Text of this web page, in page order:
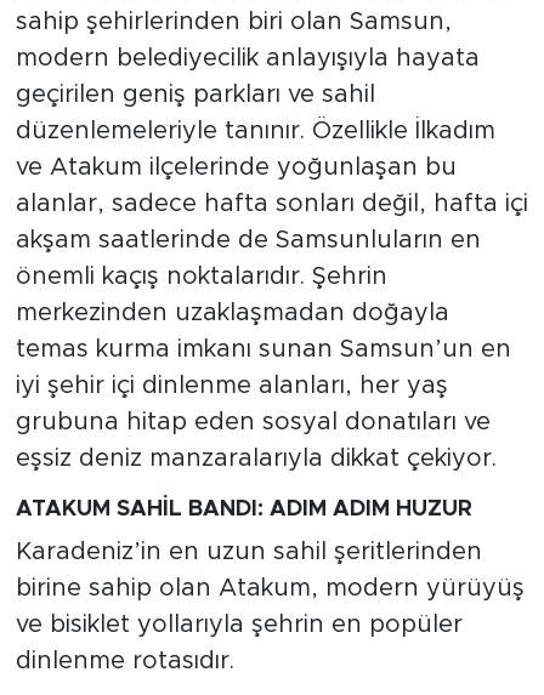
sahip şehirlerinden biri olan Samsun,
modern belediyecilik anlayışıyla hayata
geçirilen geniş parkları ve sahil
düzenlemeleriyle tanınır. Özellikle İlkadım
ve Atakum ilçelerinde yoğunlaşan bu
alanlar, sadece hafta sonları değil, hafta içi
akşam saatlerinde de Samsunluların en
önemli kaçış noktalarıdır. Şehrin
merkezinden uzaklaşmadan doğayla
temas kurma imkanı sunan Samsun’un en
iyi şehir içi dinlenme alanları, her yaş
grubuna hitap eden sosyal donatıları ve
eşsiz deniz manzaralarıyla dikkat çekiyor.
ATAKUM SAHİL BANDI: ADIM ADIM HUZUR
Karadeniz’in en uzun sahil şeritlerinden
birine sahip olan Atakum, modern yürüyüş
ve bisiklet yollarıyla şehrin en popüler
dinlenme rotasıdır.